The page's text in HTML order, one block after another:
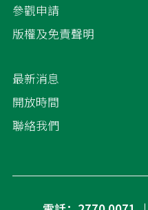
參觀申請
版權及免責聲明
最新消息
開放時間
聯絡我們